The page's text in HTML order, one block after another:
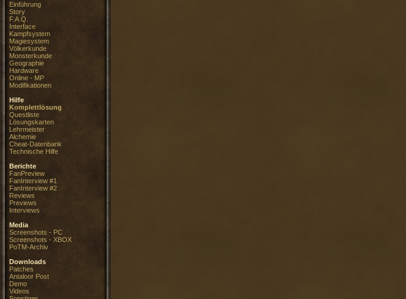
Einführung
Story
F.A.Q.
Interface
Kampfsystem
Magiesystem
Völkerkunde
Monsterkunde
Geographie
Hardware
Online - MP
Modifikationen
Hilfe
Komplettlösung
Questliste
Lösungskarten
Lehrmeister
Alchemie
Cheat-Datenbank
Technische Hilfe
Berichte
FanPreview
FanInterview #1
FanInterview #2
Reviews
Previews
Interviews
Media
Screenshots - PC
Screenshots - XBOX
PoTM-Archiv
Downloads
Patches
Antaloor Post
Demo
Videos